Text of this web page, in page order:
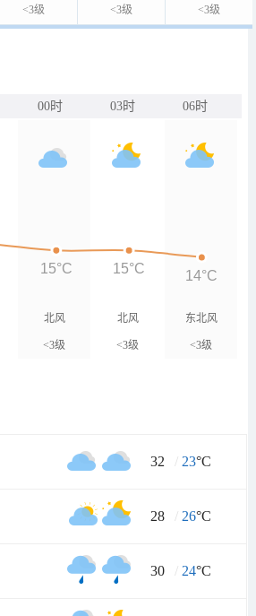
<3级 <3级 <3级
00时 03时 06时
北风
<3级
北风
<3级
东北风
<3级
15°C 15°C 14°C
32 / 23°C
28 / 26°C
30 / 24°C